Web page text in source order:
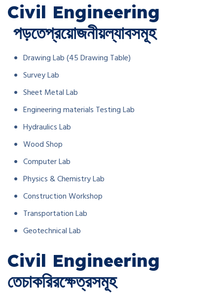
Civil Engineering
পড়তেপ্রয়োজনীয়ল্যাবসমূহ
Drawing Lab (45 Drawing Table)
Survey Lab
Sheet Metal Lab
Engineering materials Testing Lab
Hydraulics Lab
Wood Shop
Computer Lab
Physics & Chemistry Lab
Construction Workshop
Transportation Lab
Geotechnical Lab
Civil Engineering
তেচাকরিরক্ষেত্রসমূহ